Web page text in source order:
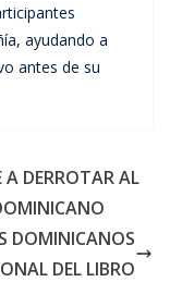
ayudando a
antes de su
A DERROTAR AL
DOMINICANOS
DEL LIBRO